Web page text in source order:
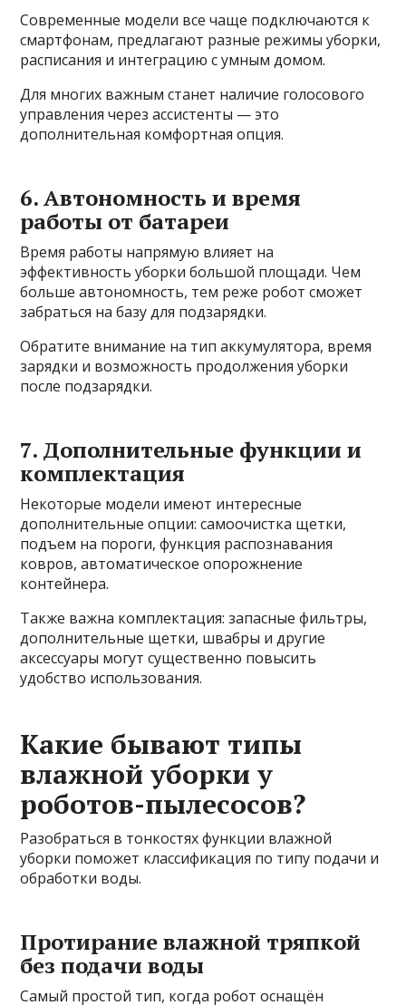
Современные модели все чаще подключаются к
смартфонам, предлагают разные режимы уборки,
расписания и интеграцию с умным домом.
Для многих важным станет наличие голосового
управления через ассистенты — это
дополнительная комфортная опция.
6. Автономность и время
работы от батареи
Время работы напрямую влияет на
эффективность уборки большой площади. Чем
больше автономность, тем реже робот сможет
забраться на базу для подзарядки.
Обратите внимание на тип аккумулятора, время
зарядки и возможность продолжения уборки
после подзарядки.
7. Дополнительные функции и
комплектация
Некоторые модели имеют интересные
дополнительные опции: самоочистка щетки,
подъем на пороги, функция распознавания
ковров, автоматическое опорожнение
контейнера.
Также важна комплектация: запасные фильтры,
дополнительные щетки, швабры и другие
аксессуары могут существенно повысить
удобство использования.
Какие бывают типы
влажной уборки у
роботов-пылесосов?
Разобраться в тонкостях функции влажной
уборки поможет классификация по типу подачи и
обработки воды.
Протирание влажной тряпкой
без подачи воды
Самый простой тип, когда робот оснащён